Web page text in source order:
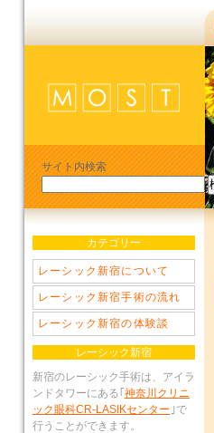
サイト内検索
カテゴリー
レーシック新宿について
レーシック新宿手術の流れ
レーシック新宿の体験談
レーシック新宿
新宿のレーシック手術は、アイラ
ンドタワーにある｢ 神奈川クリニ
ック眼科CR-LASIKセンター ｣で
行うことができます。